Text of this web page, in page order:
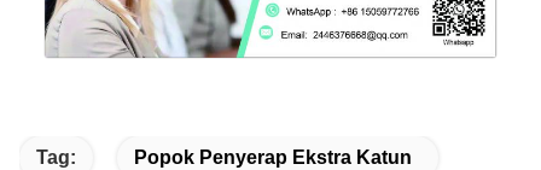
Tag: Popok Penyerap Ekstra Katun